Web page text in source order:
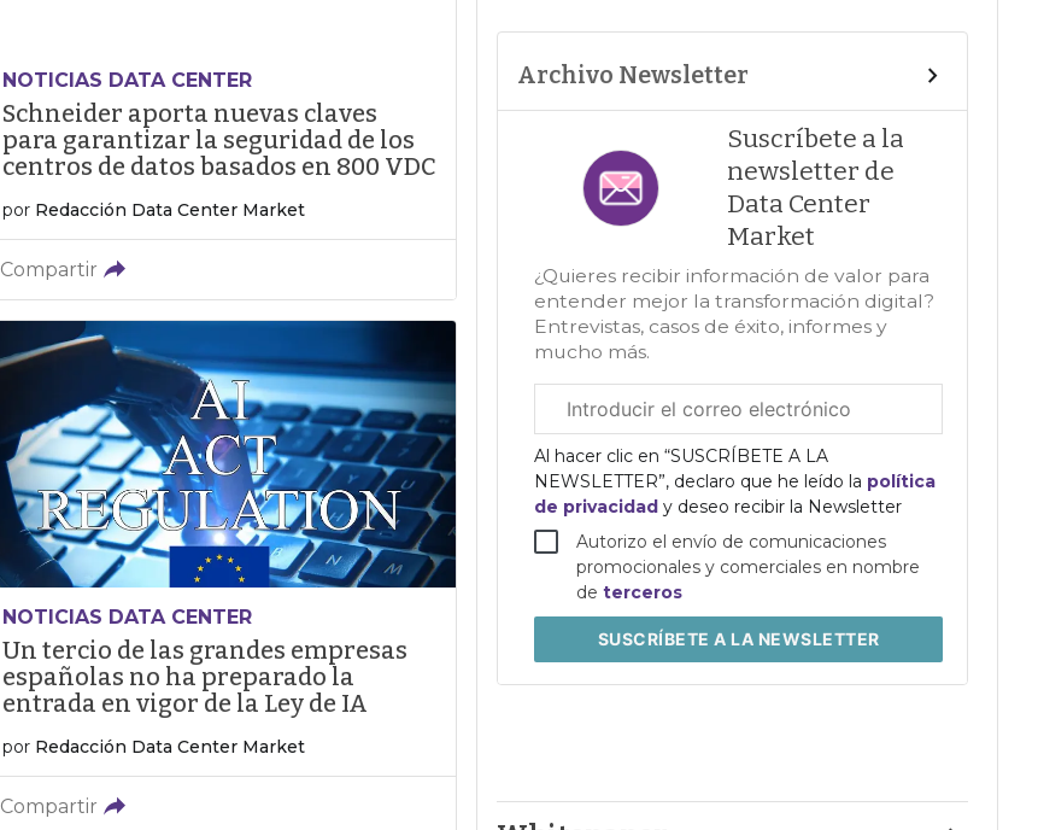
NOTICIAS DATA CENTER
Schneider aporta nuevas claves
para garantizar la seguridad de los
centros de datos basados en 800 VDC
por Redacción Data Center Market
Compartir
NOTICIAS DATA CENTER
Un tercio de las grandes empresas
españolas no ha preparado la
entrada en vigor de la Ley de IA
por Redacción Data Center Market
Compartir
Archivo Newsletter
Suscríbete a la
newsletter de
Data Center
Market
¿Quieres recibir información de valor para
entender mejor la transformación digital?
Entrevistas, casos de éxito, informes y
mucho más.
electrónico
corporativo
Al hacer clic en “SUSCRÍBETE A LA
NEWSLETTER”, declaro que he leído la política
de privacidady deseo recibir la Newsletter
Autorizo el envío de comunicaciones
promocionales y comerciales en nombre
deterceros
SUSCRÍBETEA LA NEWSLETTER